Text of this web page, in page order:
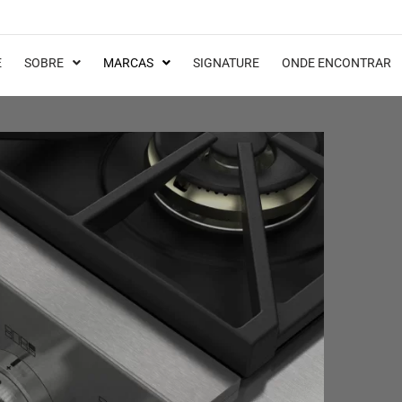
SOBRE MARCAS SIGNATURE ONDE ENCONTRAR